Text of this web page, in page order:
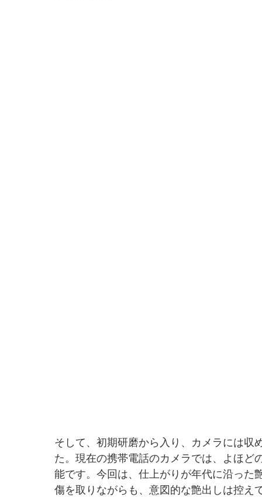
そして、初期研磨から入り、カメラには収
た。現在の携帯電話のカメラでは、よほど
能です。今回は、仕上がりが年代に沿った
傷を取りながらも、意図的な艶出しは控え